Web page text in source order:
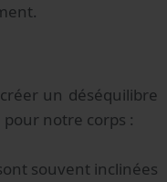
un déséquilibre
notre corps :
souvent inclinées